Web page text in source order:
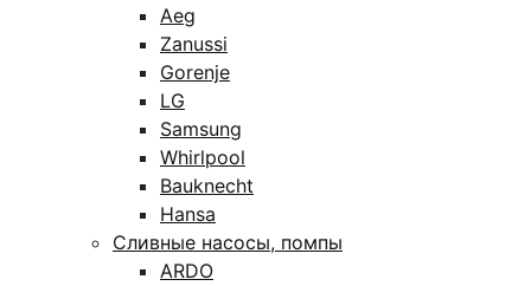
Aeg
Zanussi
Gorenje
LG
Samsung
Whirlpool
Bauknecht
Hansa
Сливные насосы, помпы
ARDO